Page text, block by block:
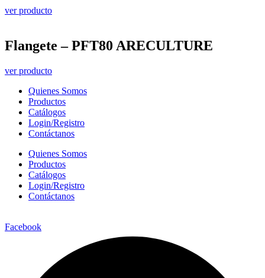
ver producto
Flangete – PFT80 ARECULTURE
ver producto
Quienes Somos
Productos
Catálogos
Login/Registro
Contáctanos
Quienes Somos
Productos
Catálogos
Login/Registro
Contáctanos
Facebook